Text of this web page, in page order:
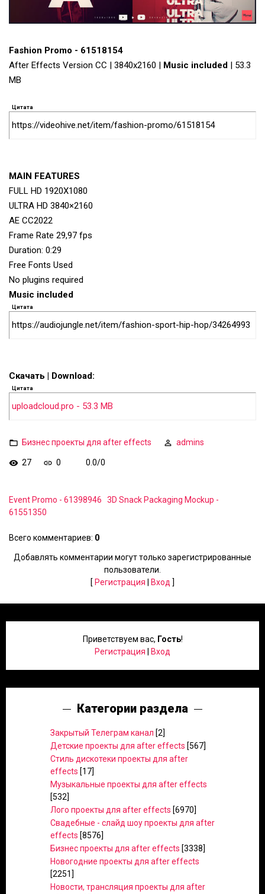
Fashion Promo - 61518154
After Effects Version CC | 3840x2160 | Music included | 53.3
MB
Цитата
https://videohive.net/item/fashion-promo/61518154
MAIN FEATURES
FULL HD 1920X1080
ULTRA HD 3840×2160
AE CC2022
Frame Rate 29,97 fps
Duration: 0:29
Free Fonts Used
No plugins required
Music included
Цитата
https://audiojungle.net/item/fashion-sport-hip-hop/34264993
Скачать | Download:
Цитата
uploadcloud.pro - 53.3 MB
Бизнес проекты для after effects admins
27 0 0.0/0
Event Promo - 61398946
3D Snack Packaging Mockup -
61551350
Всего комментариев: 0
Добавлять комментарии могут только зарегистрированные
пользователи.
[ Регистрация Вход ]
Приветствуем вас, Гость!
Регистрация
Вход
Категории раздела
Закрытый Телеграм канал [2]
Детские проекты для after effects [567]
Стиль дискотеки проекты для after
effects [17]
Музыкальные проекты для after effects
[532]
Лого проекты для after effects [6970]
Свадебные - слайд шоу проекты для after
effects [8576]
Бизнес проекты для after effects [3338]
Новогодние проекты для after effects
[2251]
Новости, трансляция проекты для after